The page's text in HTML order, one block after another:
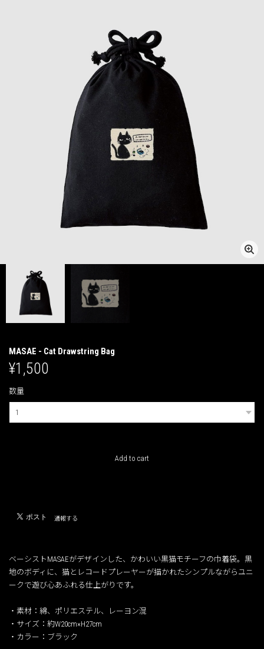
MASAE - Cat Drawstring Bag
¥1,500
数量
Add to cart
通報する
ベーシストMASAEがデザインした、かわいい黒猫モチーフの巾着袋。黒
地のボディに、猫とレコードプレーヤーが描かれたシンプルながらユニ
ークで遊び心あふれる仕上がりです。
・素材：綿、ポリエステル、レーヨン混
・サイズ：約W20cm×H27cm
・カラー：ブラック